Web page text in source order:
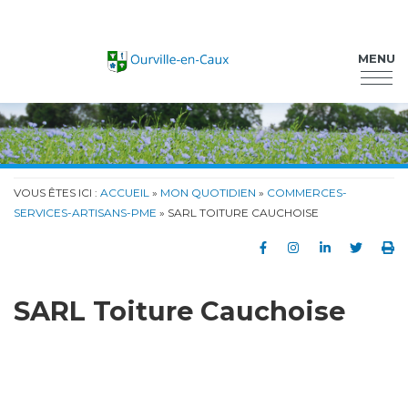
Ourville-en-CauxMENU
VOUS ÊTES ICI : ACCUEIL » MON QUOTIDIEN » COMMERCES-
SERVICES-ARTISANS-PME » SARL TOITURE CAUCHOISE
Partager sur
Partager sur
Partager
SARL Toiture Cauchoise